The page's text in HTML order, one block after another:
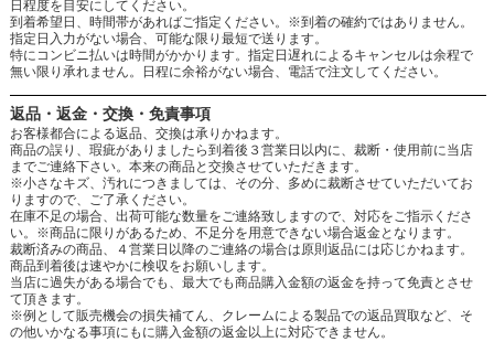
日程度を目安にしてください。
到着希望日、時間帯があればご指定ください。※到着の確約ではありません。
指定日入力がない場合、可能な限り最短で送ります。
特にコンビニ払いは時間がかかります。指定日遅れによるキャンセルは余程で
無い限り承れません。日程に余裕がない場合、電話で注文してください。
返品・返金・交換・免責事項
お客様都合による返品、交換は承りかねます。
商品の誤り、瑕疵がありましたら到着後３営業日以内に、裁断・使用前に当店
までご連絡下さい。本来の商品と交換させていただきます。
※小さなキズ、汚れにつきましては、その分、多めに裁断させていただいてお
りますので、ご了承ください。
在庫不足の場合、出荷可能な数量をご連絡致しますので、対応をご指示くださ
い。※商品に限りがあるため、不足分を用意できない場合返金となります。
裁断済みの商品、４営業日以降のご連絡の場合は原則返品には応じかねます。
商品到着後は速やかに検収をお願いします。
当店に過失がある場合でも、最大でも商品購入金額の返金を持って免責とさせ
て頂きます。
※例として販売機会の損失補てん、クレームによる製品での返品買取など、そ
の他いかなる事項にもに購入金額の返金以上に対応できません。